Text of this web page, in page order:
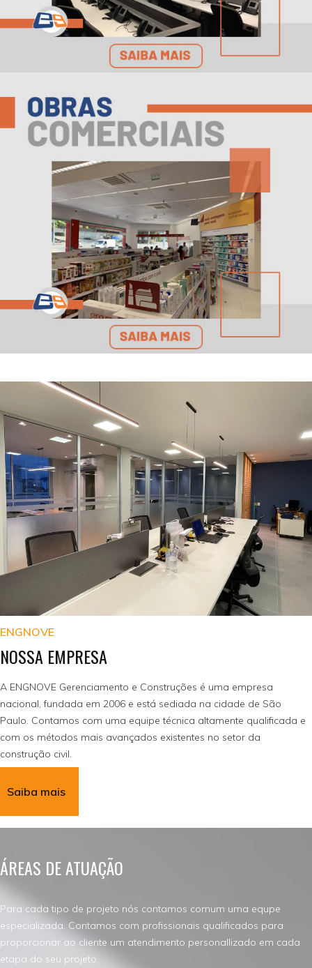
ENGNOVE
NOSSA EMPRESA
A ENGNOVE Gerenciamento e Construções é uma empresa
nacional, fundada em 2006 e está sediada na cidade de São
Paulo. Contamos com uma equipe técnica altamente qualificada e
com os métodos mais avançados existentes no setor da
construção civil.
Saiba mais
ÁREAS DE ATUAÇÃO
Para cada tipo de projeto nós contamos comum uma equpe
especializada. Contamos com profissionais qualificados para
proporcionar ao cliente um atendimento personallizado em cada
etapa do seu projeto.